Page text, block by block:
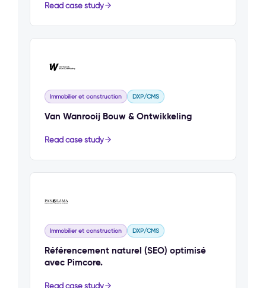
Read case study
Immobilier et construction DXP/CMS
Van Wanrooij Bouw & Ontwikkeling
Read case study
Immobilier et construction DXP/CMS
Référencement naturel (SEO) optimisé
avec Pimcore.
Read case study